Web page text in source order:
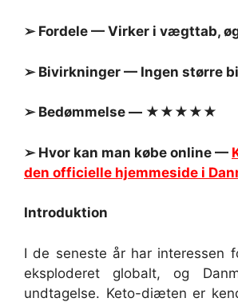
➢ Fordele — Virker i vægttab,
➢ Bivirkninger — Ingen større
➢ Bedømmelse — ★★★★★
➢ Hvor kan man købe online —
den officielle hjemmeside i
Introduktion
I de seneste år har interessen
eksploderet globalt, og
undtagelse. Keto-diæten er